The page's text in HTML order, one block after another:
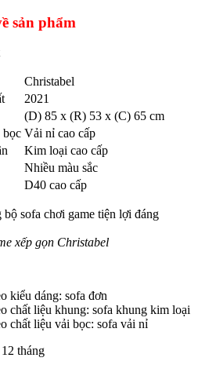
sản phẩm
Christabel
2021
(D) 85 x (R) 53 x (C) 65 cm
bọc Vải nỉ cao cấp
Kim loại cao cấp
Nhiều màu sắc
D40 cao cấp
xếp gọn Christabel
kiểu dáng: sofa đơn
chất liệu khung: sofa khung kim loại
chất liệu vải bọc: sofa vải nỉ
12 tháng